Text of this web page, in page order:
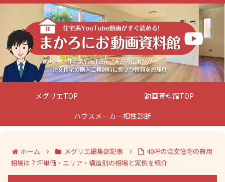
メグリエTOP
動画資料館TOP
ハウスメーカー相性診断
ホーム メグリエ編集部記事
40坪の注文住宅の費用
相場は？坪単価・エリア・構造別の相場と実例を紹介